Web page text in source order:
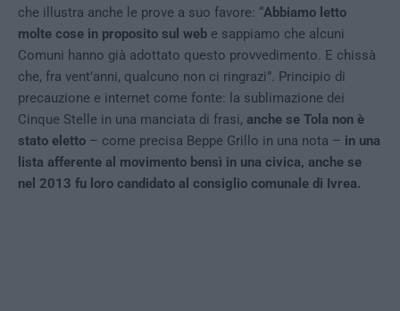
che illustra anche le prove a suo favore: “Abbiamo letto
molte cose in proposito sul web e sappiamo che alcuni
Comuni hanno già adottato questo provvedimento. E chissà
che, fra vent’anni, qualcuno non ci ringrazi”. Principio di
precauzione e internet come fonte: la sublimazione dei
Cinque Stelle in una manciata di frasi, anche se Tola non è
stato eletto – come precisa Beppe Grillo in una nota – in una
lista afferente al movimento bensì in una civica, anche se
nel 2013 fu loro candidato al consiglio comunale di Ivrea.